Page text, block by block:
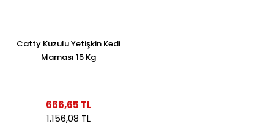
Catty Kuzulu Yetişkin Kedi
Maması 15 Kg
666,65 TL
1.156,08 TL